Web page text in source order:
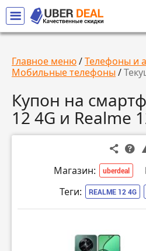
Главное меню/Телефоны и
Мобильные телефоны /
Купон на
12 4G и Realme
Магазин: uberdeal
Теги: REALME 12 4G